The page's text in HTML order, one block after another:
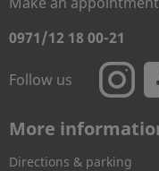
0971/12 18 00-21
Follow us
More
Directions & parking